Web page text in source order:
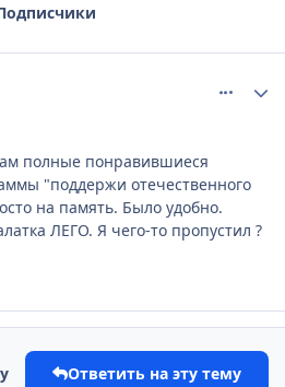
полные понравившиеся
"поддержи отечественного
на память. Было удобно.
ЛЕГО. Я чего-то пропустил ?
Ответить на эту тему